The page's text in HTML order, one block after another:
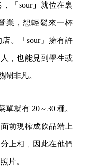
「sour」 就位在裏
業，想輕鬆來一杯
。「sour」擁有許
，也能見到學生或
鬧非凡。
就有 20～30 種。
前現榨成飲品端上
上相，因此在他們
片。